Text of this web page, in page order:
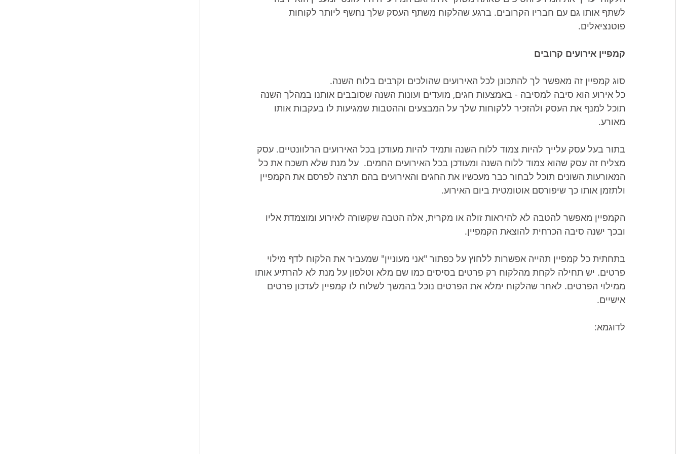
לשתף אותו גם עם חבריו הקרובים. ברגע שהלקוח משתף העסק שלך נחשף ליותר לקוחות
פוטנציאלים.
קמפיין אירועים קרובים
סוג קמפיין זה מאפשר לך להתכונן לכל האירועים שהולכים וקרבים בלוח השנה.
כל אירוע הוא סיבה למסיבה - באמצעות חגים, מועדים ועונות השנה שסובבים אותנו במהלך השנה
תוכל למנף את העסק ולהזכיר ללקוחות שלך על המבצעים וההטבות שמגיעות לו בעקבות אותו
מאורע.
בתור בעל עסק עלייך להיות צמוד ללוח השנה ותמיד להיות מעודכן בכל האירועים הרלוונטיים. עסק
מצליח זה עסק שהוא צמוד ללוח השנה ומעודכן בכל האירועים החמים.  על מנת שלא תשכח את כל
המאורעות השונים תוכל לבחור כבר מעכשיו את החגים והאירועים בהם תרצה לפרסם את הקמפיין
ולתזמן אותו כך שיפורסם אוטומטית ביום האירוע.
הקמפיין מאפשר להטבה לא להיראות זולה או מקרית, אלה הטבה שקשורה לאירוע ומוצמדת אליו
ובכך ישנה סיבה הכרחית להוצאת הקמפיין.
בתחתית כל קמפיין תהייה אפשרות ללחוץ על כפתור "אני מעוניין" שמעביר את הלקוח לדף מילוי
פרטים. יש תחילה לקחת מהלקוח רק פרטים בסיסים כמו שם מלא וטלפון על מנת לא להרתיע אותו
ממילוי הפרטים. לאחר שהלקוח ימלא את הפרטים נוכל בהמשך לשלוח לו קמפיין לעדכון פרטים
אישיים.
לדוגמא: